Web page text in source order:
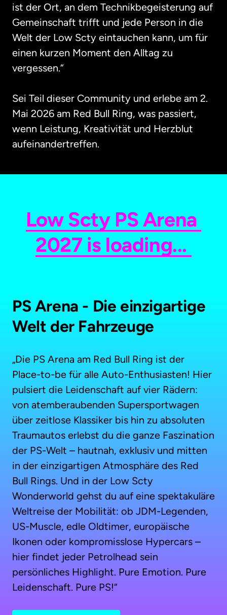
ist der Ort, an dem Technikbegeisterung auf
Gemeinschaft trifft und jede Person in die
Welt der Low Scty eintauchen kann, um für
einen kurzen Moment den Alltag zu
vergessen.“
Sei Teil dieser Community und erlebe am 2.
Mai 2026 am Red Bull Ring, was passiert,
wenn Leistung, Kreativität und Herzblut
aufeinandertreffen.
Low Scty PS
2027 is loading...
PS Arena - Die einzigartige
Welt der Fahrzeuge
„Die PS Arena am Red Bull Ring ist der
Place-to-be für alle Auto-Enthusiasten! Hier
pulsiert die Leidenschaft auf vier Rädern:
von atemberaubenden Supersportwagen
über zeitlose Klassiker bis hin zu absoluten
Traumautos erlebst du die ganze Faszination
der PS-Welt – hautnah, exklusiv und mitten
in der einzigartigen Atmosphäre des Red
Bull Rings. Und in der Low Scty
Wonderworld gehst du auf eine spektakuläre
Weltreise der Mobilität: ob JDM-Legenden,
US-Muscle, edle Oldtimer, europäische
Ikonen oder kompromisslose Hypercars –
hier findet jeder Petrolhead sein
persönliches Highlight. Pure Emotion. Pure
Leidenschaft. Pure PS!“